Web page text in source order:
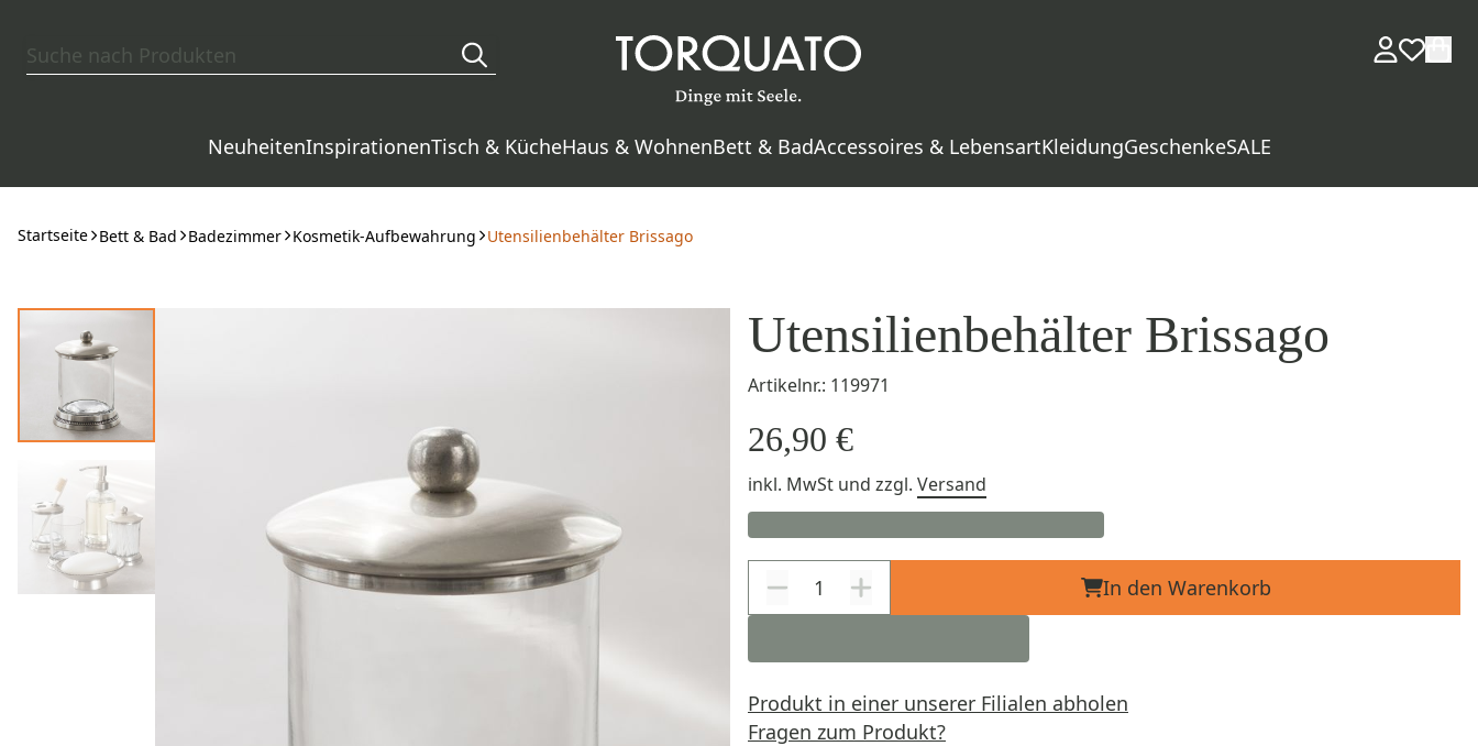
NeuheitenInspirationenTisch & KücheHaus & WohnenBett & BadAccessoires & LebensartKleidungGeschenkeSALE
Startseite Bett & Bad Badezimmer Kosmetik-Aufbewahrung Utensilienbehälter Brissago
Utensilienbehälter Brissago
Artikelnr.: 119971
26,90 €
inkl. MwSt und zzgl. Versand
In den Warenkorb
Produkt in einer unserer Filialen abholen
Fragen zum Produkt?